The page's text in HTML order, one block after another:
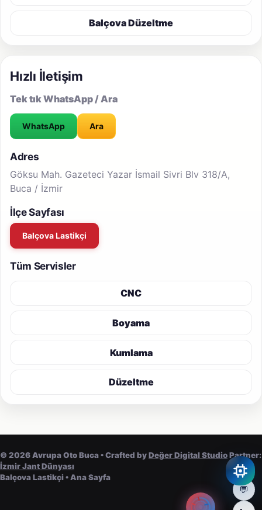
Balçova Düzeltme
Hızlı İletişim
Tek tık WhatsApp / Ara
WhatsApp Ara
Adres
Göksu Mah. Gazeteci Yazar İsmail Sivri Blv 318/A,
Buca / İzmir
İlçe Sayfası
Balçova Lastikçi
Tüm Servisler
CNC
Boyama
Kumlama
Düzeltme
© 2026Avrupa Oto Buca • Crafted byDeğer Digital StudioPartner:
İzmir Jant Dünyası
Balçova Lastikçi•Ana Sayfa
💬